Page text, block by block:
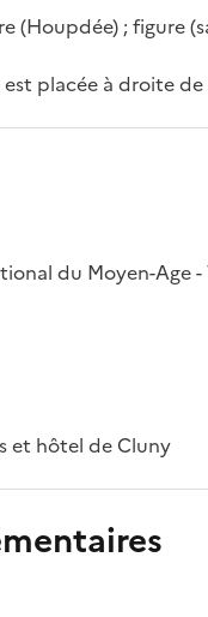
(Houpdée) ; figure
placée à droite
du Moyen-Age
et hôtel de Cluny